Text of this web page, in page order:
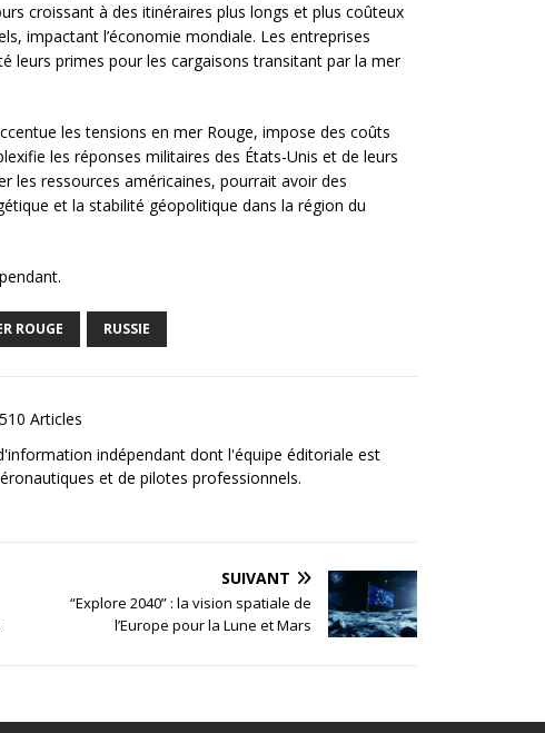
croissant à des itinéraires plus longs et plus coûteux
impactant l’économie mondiale. Les entreprises
leurs primes pour les cargaisons transitant par la mer
les tensions en mer Rouge, impose des coûts
les réponses militaires des États-Unis et de leurs
les ressources américaines, pourrait avoir des
et la stabilité géopolitique dans la région du
ROUGE RUSSIE
Articles
indépendant dont l'équipe éditoriale est
et de pilotes professionnels.
SUIVANT
“Explore 2040” : la vision spatiale de
l’Europe pour la Lune et Mars